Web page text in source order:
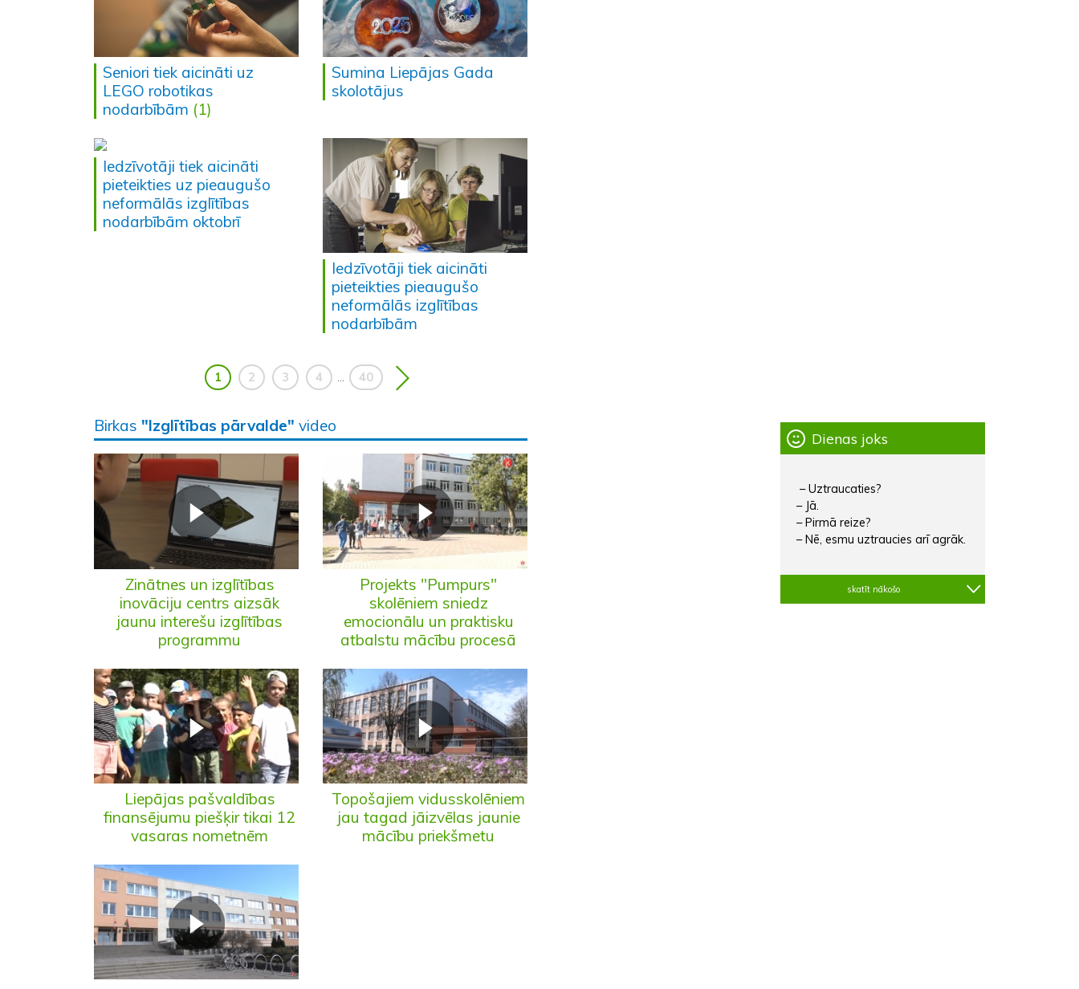
Seniori tiek aicināti uz
LEGO robotikas
nodarbībām (1)
Sumina Liepājas Gada
skolotājus
Iedzīvotāji tiek aicināti
pieteikties uz pieaugušo
neformālās izglītības
nodarbībām oktobrī
Iedzīvotāji tiek aicināti
pieteikties pieaugušo
neformālās izglītības
nodarbībām
1 2 3 4 40
Birkas "Izglītības pārvalde" video
Zinātnes un izglītības
inovāciju centrs aizsāk
jaunu interešu izglītības
programmu
Projekts "Pumpurs"
skolēniem sniedz
emocionālu un praktisku
atbalstu mācību procesā
Liepājas pašvaldības
finansējumu piešķir tikai 12
vasaras nometnēm
Topošajiem vidusskolēniem
jau tagad jāizvēlas jaunie
mācību priekšmetu
Dienas joks
– Uztraucaties?
– Jā.
– Pirmā reize?
– Nē, esmu uztraucies arī agrāk.
skatīt nākošo